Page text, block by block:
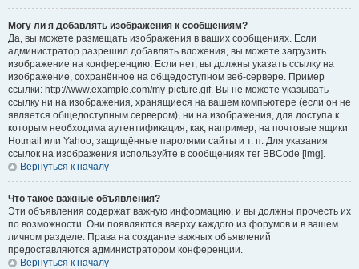
Могу ли я добавлять изображения к сообщениям?
Да, вы можете размещать изображения в ваших сообщениях. Если
администратор разрешил добавлять вложения, вы можете загрузить
изображение на конференцию. Если нет, вы должны указать ссылку на
изображение, сохранённое на общедоступном веб-сервере. Пример
ссылки: http://www.example.com/my-picture.gif. Вы не можете указывать
ссылку ни на изображения, хранящиеся на вашем компьютере (если он не
является общедоступным сервером), ни на изображения, для доступа к
которым необходима аутентификация, как, например, на почтовые ящики
Hotmail или Yahoo, защищённые паролями сайты и т. п. Для указания
ссылок на изображения используйте в сообщениях тег BBCode [img].
Вернуться к началу
Что такое важные объявления?
Эти объявления содержат важную информацию, и вы должны прочесть их
по возможности. Они появляются вверху каждого из форумов и в вашем
личном разделе. Права на создание важных объявлений
предоставляются администратором конференции.
Вернуться к началу